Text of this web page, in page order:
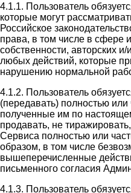
4.1.1. Пользователь
которые могут
Российское
права, в том числе в сфере
собственности, авторских
любых действий, которые
нарушению нормальной
4.1.2. Пользователь
(передавать) полностью
полученные им по
продавать, не
Сервиса полностью или
образом, в том числе
вышеперечисленные
письменного согласия
4.1.3. Пользователь